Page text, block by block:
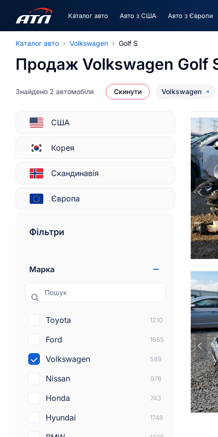
Каталог авто Авто з США Авто з Європи
Каталог авто Volkswagen Golf S
Продаж Volkswagen Golf
Знайдено 2 автомобіля Скинути Volkswagen
США
Корея
Скандинавія
Європа
Фільтри
Марка
Пошук
Toyota 1210
Ford 1665
Volkswagen 589
Nissan 978
Honda 743
Hyundai 1748